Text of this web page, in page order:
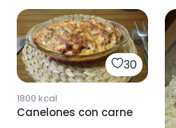
30
1800 kcal
Canelones con carne